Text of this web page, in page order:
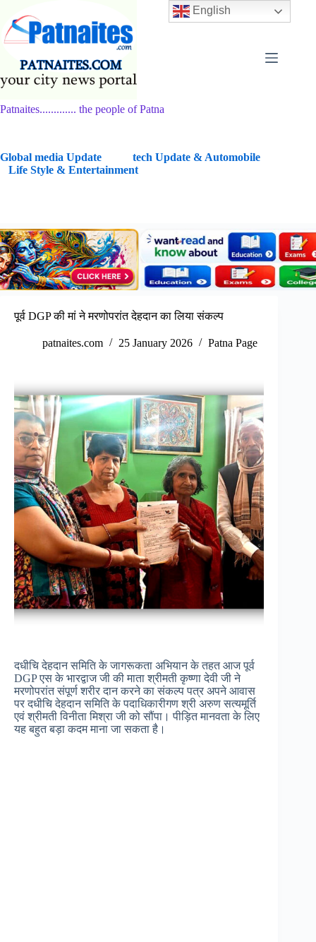
content
Patnaites............. the people of Patna
Global media Update
tech Update & Automobile
Life Style & Entertainment
पूर्व DGP की मां ने मरणोपरांत देहदान का लिया संकल्प
patnaites.com 25 January 2026 Patna Page
दधीचि देहदान समिति के जागरूकता अभियान के तहत आज पूर्व
DGP एस के भारद्वाज जी की माता श्रीमती कृष्णा देवी जी ने
मरणोपरांत संपूर्ण शरीर दान करने का संकल्प पत्र अपने आवास
पर दधीचि देहदान समिति के पदाधिकारीगण श्री अरुण सत्यमूर्ति
एवं श्रीमती विनीता मिश्रा जी को सौंपा। पीड़ित मानवता के लिए
यह बहुत बड़ा कदम माना जा सकता है।
English